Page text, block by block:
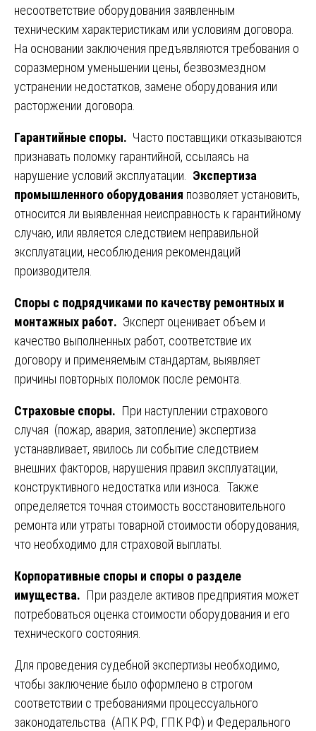
несоответствие оборудования заявленным
техническим характеристикам или условиям договора.
На основании заключения предъявляются требования о
соразмерном уменьшении цены, безвозмездном
устранении недостатков, замене оборудования или
расторжении договора.
Гарантийные споры. Часто поставщики отказываются
признавать поломку гарантийной, ссылаясь на
нарушение условий эксплуатации. Экспертиза
промышленного оборудования позволяет установить,
относится ли выявленная неисправность к гарантийному
случаю, или является следствием неправильной
эксплуатации, несоблюдения рекомендаций
производителя.
Споры с подрядчиками по качеству ремонтных и
монтажных работ. Эксперт оценивает объем и
качество выполненных работ, соответствие их
договору и применяемым стандартам, выявляет
причины повторных поломок после ремонта.
Страховые споры. При наступлении страхового
случая (пожар, авария, затопление) экспертиза
устанавливает, явилось ли событие следствием
внешних факторов, нарушения правил эксплуатации,
конструктивного недостатка или износа. Также
определяется точная стоимость восстановительного
ремонта или утраты товарной стоимости оборудования,
что необходимо для страховой выплаты.
Корпоративные споры и споры о разделе
имущества. При разделе активов предприятия может
потребоваться оценка стоимости оборудования и его
технического состояния.
Для проведения судебной экспертизы необходимо,
чтобы заключение было оформлено в строгом
соответствии с требованиями процессуального
законодательства (АПК РФ, ГПК РФ) и Федерального